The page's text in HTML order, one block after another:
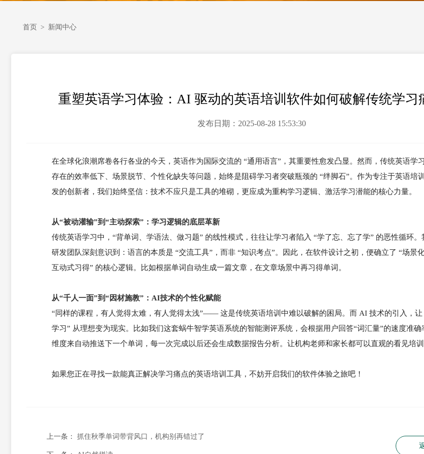
首页 > 新闻中心
重塑英语学习体验：AI 驱动的英语培训软件如何破解传统学习
发布日期：2025-08-28 15:53:30
在全球化浪潮席卷各行各业的今天，英语作为国际交流的 “通用语言”，其重要性愈发凸显。然而，传统英语学
存在的效率低下、场景脱节、个性化缺失等问题，始终是阻碍学习者突破瓶颈的 “绊脚石”。作为专注于英语培
发的创新者，我们始终坚信：技术不应只是工具的堆砌，更应成为重构学习逻辑、激活学习潜能的核心力量。
从“被动灌输”到“主动探索”：学习逻辑的底层革新
传统英语学习中，“背单词、学语法、做习题” 的线性模式，往往让学习者陷入 “学了忘、忘了学” 的恶性循环。
研发团队深刻意识到：语言的本质是 “交流工具”，而非 “知识考点”。因此，在软件设计之初，便确立了 “场景化
互动式习得” 的核心逻辑。比如根据单词自动生成一篇文章，在文章场景中再习得单词。
从“千人一面”到“因材施教”：AI技术的个性化赋能
“同样的课程，有人觉得太难，有人觉得太浅”—— 这是传统英语培训中难以破解的困局。而 AI 技术的引入，让
学习” 从理想变为现实。比如我们这套蜗牛智学英语系统的智能测评系统，会根据用户回答“词汇量”的速度准确
维度来自动推送下一个单词，每一次完成以后还会生成数据报告分析。让机构老师和家长都可以直观的看见培训
如果您正在寻找一款能真正解决学习痛点的英语培训工具，不妨开启我们的软件体验之旅吧！
上一条： 抓住秋季单词带背风口，机构别再错过了